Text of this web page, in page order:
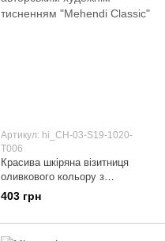
Артикул: hi_CH-03-S19-1020-
T006
Красива шкіряна візитниця
оливкового кольору з
авторським художнім
тисненням "Mehendi Classic"
403 грн